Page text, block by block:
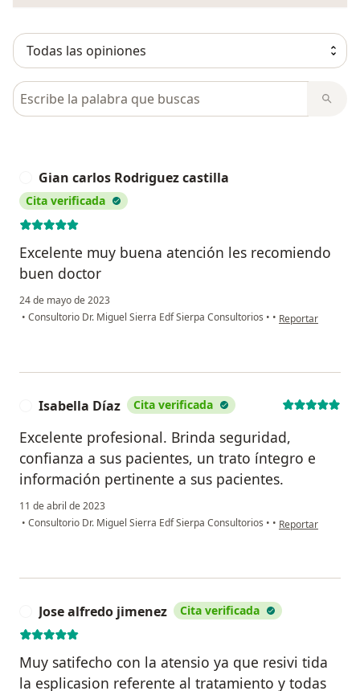
Busca en opiniones
Gian carlos Rodriguez castilla
Cita verificada
Excelente muy buena atención les recomiendo
buen doctor
24 de mayo de 2023
• Consultorio Dr. Miguel Sierra Edf Sierpa Consultorios • • en opinión del
Reportar
Isabella Díaz Cita verificada
Excelente profesional. Brinda seguridad,
confianza a sus pacientes, un trato íntegro e
información pertinente a sus pacientes.
11 de abril de 2023
• Consultorio Dr. Miguel Sierra Edf Sierpa Consultorios • • en opinión del
Reportar
Jose alfredo jimenez Cita verificada
Muy satifecho con la atensio ya que resivi tida
la esplicasion referente al tratamiento y todas